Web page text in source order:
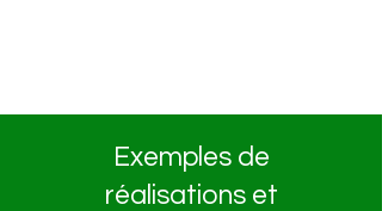
Exemples de
réalisations et